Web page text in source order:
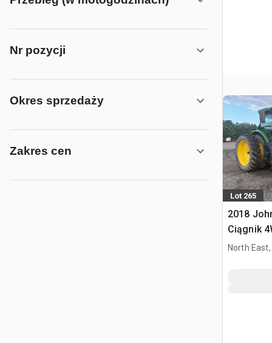
Nr pozycji
Okres sprzedaży
Zakres cen
Lot 265
2018
Ciągnik
North East,